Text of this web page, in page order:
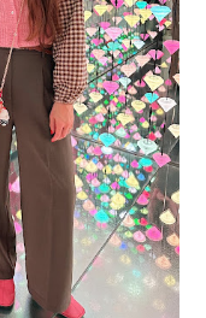
ik even bewust op de
16 jaar. Zestien.